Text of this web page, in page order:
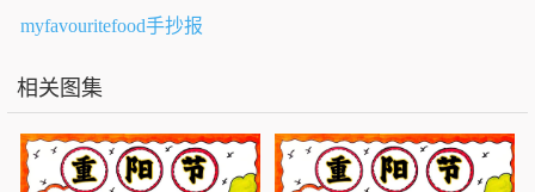
myfavouritefood手抄报
相关图集